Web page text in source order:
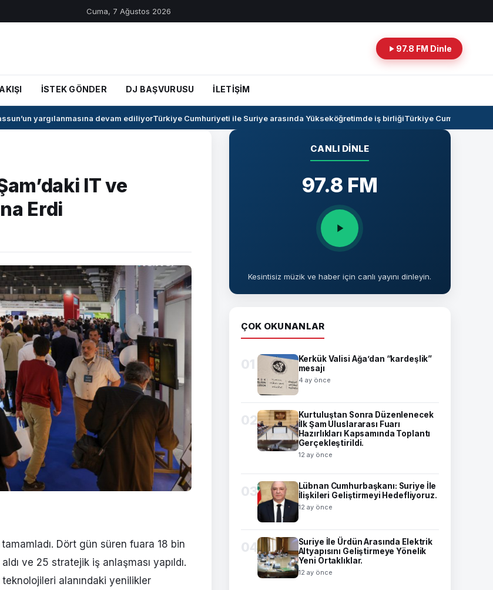
Cuma, 7 Ağustos 2026
97.8 FM Dinle
İSTEK GÖNDER DJ BAŞVURUSU İLETİŞİM
yargılanmasına devam ediliyorTürkiye Cumhuriyeti ile Suriye arasında Yükseköğretimde iş birliğiTürkiye Cumhuriyeti -
IT ve
Erdi
Dört gün süren fuara 18 bin
ve 25 stratejik iş anlaşması yapıldı.
alanındaki yenilikler
CANLI DINLE
97.8 FM
Kesintisiz müzik ve haber için canlı yayını dinleyin.
ÇOK OKUNANLAR
01
Kerkük Valisi Ağa’dan “kardeşlik”
mesajı
4 ay önce
02
Kurtuluştan Sonra Düzenlenecek
İlk Şam Uluslararası Fuarı
Hazırlıkları Kapsamında Toplantı
Gerçekleştirildi.
12 ay önce
03
Lübnan Cumhurbaşkanı: Suriye İle
İlişkileri Geliştirmeyi Hedefliyoruz.
12 ay önce
04
Suriye İle Ürdün Arasında Elektrik
Altyapısını Geliştirmeye Yönelik
Yeni Ortaklıklar.
12 ay önce